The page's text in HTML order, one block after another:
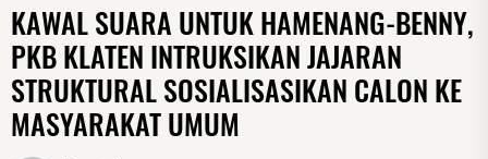
KAWAL SUARA UNTUK HAMENANG-BENNY,
PKB KLATEN INTRUKSIKAN JAJARAN
STRUKTURAL SOSIALISASIKAN CALON KE
MASYARAKAT UMUM